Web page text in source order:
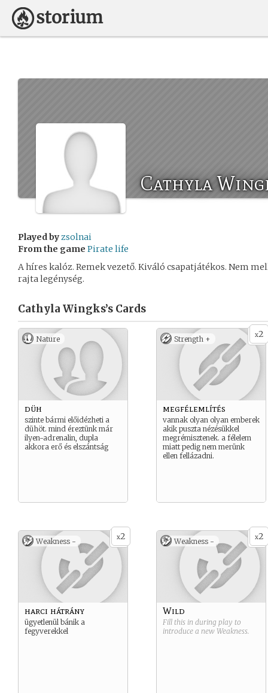
Cathyla
Played byzsolnai
From the game Pirate life
A híres kalóz. Remek vezető. Kiváló csapatjátékos. Nem
rajta legénység.
Cathyla Wingks’s Cards
Nature
düh
szinte bármi előidézheti a
dühöt. mind éreztünk már
ilyen-adrenalin, dupla
akkora erő és elszántság
x2
Strength +
megfélemlítés
vannak olyan olyan emberek
akik puszta nézésükkel
megrémisztenek. a félelem
miatt pedig nem merünk
ellen fellázadni.
x2
Weakness -
harci hátrány
ügyetlenül bánik a
fegyverekkel
x2
Weakness -
Wild
Fill this in during play to
introduce a new Weakness.